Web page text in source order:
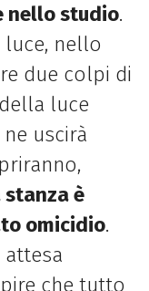
nello studio.
nello
due colpi di
luce
uscirà
stanza è
omicidio.
attesa
che tutto